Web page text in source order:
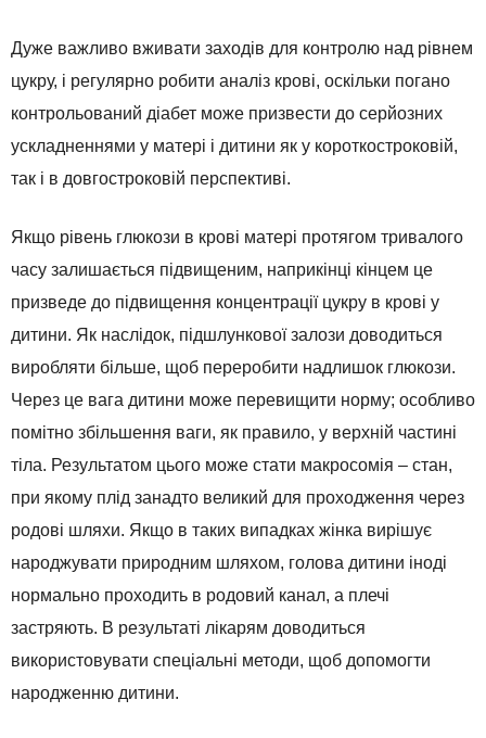
Дуже важливо вживати заходів для контролю над рівнем
цукру, і регулярно робити аналіз крові, оскільки погано
контрольований діабет може призвести до серйозних
ускладненнями у матері і дитини як у короткостроковій,
так і в довгостроковій перспективі.
Якщо рівень глюкози в крові матері протягом тривалого
часу залишається підвищеним, наприкінці кінцем це
призведе до підвищення концентрації цукру в крові у
дитини. Як наслідок, підшлункової залози доводиться
виробляти більше, щоб переробити надлишок глюкози.
Через це вага дитини може перевищити норму; особливо
помітно збільшення ваги, як правило, у верхній частині
тіла. Результатом цього може стати макросомія – стан,
при якому плід занадто великий для проходження через
родові шляхи. Якщо в таких випадках жінка вирішує
народжувати природним шляхом, голова дитини іноді
нормально проходить в родовий канал, а плечі
застряють. В результаті лікарям доводиться
використовувати спеціальні методи, щоб допомогти
народженню дитини.